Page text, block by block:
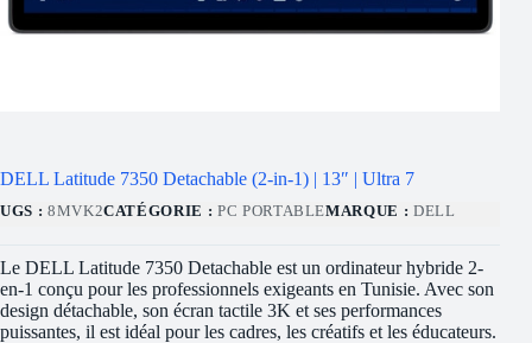
DELL Latitude 7350 Detachable (2-in-1) | 13″ | Ultra 7
UGS : 8MVK2CATÉGORIE : PC PORTABLEMARQUE : DELL
Le DELL Latitude 7350 Detachable est un ordinateur hybride 2-
en-1 conçu pour les professionnels exigeants en Tunisie. Avec son
design détachable, son écran tactile 3K et ses performances
puissantes, il est idéal pour les cadres, les créatifs et les éducateurs.